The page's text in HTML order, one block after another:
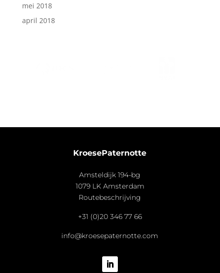
mei 2018
april 2018
KroesePaternotte
Amsteldijk 194-bg
1079 LK Amsterdam
Routebeschrijving
+31 (0)20 346 77 66
info@kroesepaternotte.com